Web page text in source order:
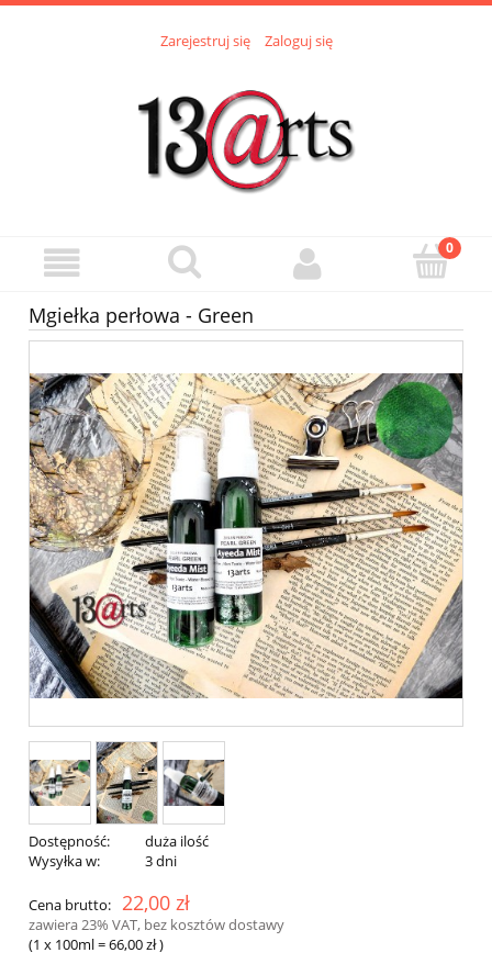
Zarejestruj się Zaloguj się
Mgiełka perłowa - Green
Dostępność:
duża ilość
Wysyłka w:
3 dni
Cena brutto: 22,00 zł
zawiera 23% VAT, bez kosztów dostawy
(1 x 100ml=66,00 zł)